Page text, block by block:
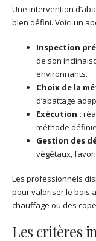
Une intervention
bien défini. Voici un
Inspection
de son
environnants.
Choix de la
d’abattage
Exécution :
méthode
Gestion des
végétaux,
Les professionnels
pour valoriser le bois
chauffage ou des
Les critères